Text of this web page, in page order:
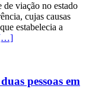
de viação no estado
cujas causas
estabelecia a
pessoas em